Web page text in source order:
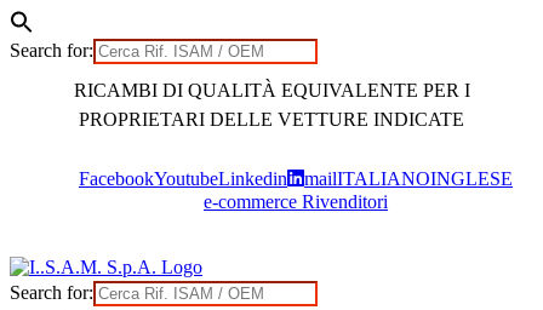
Search for:
RICAMBI DI QUALITÀ EQUIVALENTE PER I
PROPRIETARI DELLE VETTURE INDICATE
FacebookYoutubeLinkedin mailITALIANOINGLESE
e-commerce Rivenditori
Search for: